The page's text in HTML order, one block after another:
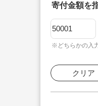
寄付金額を
※どちらかの入
クリア